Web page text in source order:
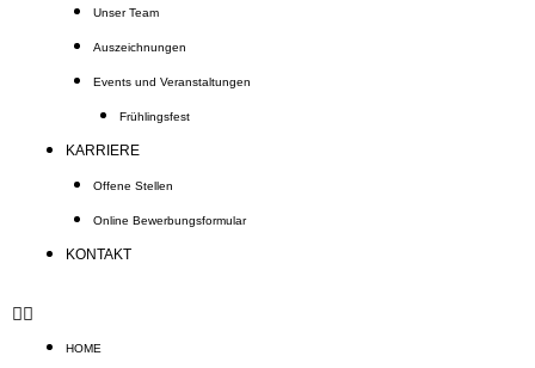
Unser Team
Auszeichnungen
Events und Veranstaltungen
Frühlingsfest
KARRIERE
Offene Stellen
Online Bewerbungsformular
KONTAKT
HOME